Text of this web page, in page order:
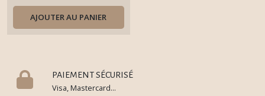
AJOUTER AU PANIER
PAIEMENT SÉCURISÉ
Visa, Mastercard...